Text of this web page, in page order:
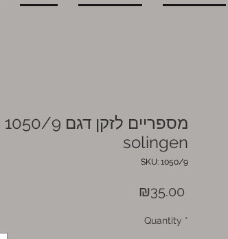
מספריים לזקן דגם 1050/9
solingen
SKU: 1050/9
₪35.00
Quantity *